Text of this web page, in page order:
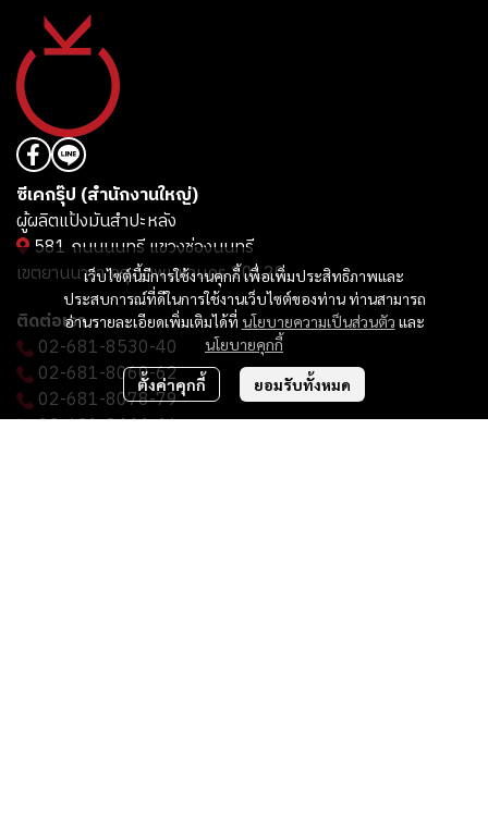
เว็บไซต์นี้มีการใช้งานคุกกี้ เพื่อเพิ่มประสิทธิภาพและ
ประสบการณ์ที่ดีในการใช้งานเว็บไซต์ของท่าน ท่านสามารถ
อ่านรายละเอียดเพิ่มเติมได้ที่ นโยบายความเป็นส่วนตัว และ
นโยบายคุกกี้
ตั้งค่าคุกกี้ ยอมรับทั้งหมด
ซีเคกรุ๊ป (สำนักงานใหญ่)
ผู้ผลิตแป้งมันสำปะหลัง
581 ถนนนนทรี แขวงช่องนนทรี
เขตยานนาวา กรุงเทพมหานคร 10120
ติดต่อเรา
02-681-8530-40
02-681-8060-62
02-681-8078-79
02-681-8444-46